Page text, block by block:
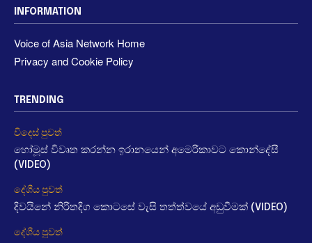
INFORMATION
Voice of Asia Network Home
Privacy and Cookie Policy
TRENDING
විදෙස් පුවත්
හෝමූස් විවෘත කරන්න ඉරානයෙන් අමෙරිකාවට කොන්දේසී
(VIDEO)
දේශීය පුවත්
දිවයිනේ නිරිතදිග කොටසේ වැසි තත්ත්වයේ අඩුවීමක් (VIDEO)
දේශීය පුවත්